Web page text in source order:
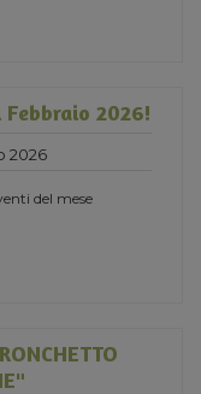
2026!
2026
del mese